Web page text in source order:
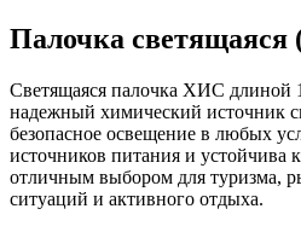
Палочка светящаяся
Светящаяся палочка ХИС длиной
надежный химический источник
безопасное освещение в любых
источников питания и устойчива к
отличным выбором для туризма,
ситуаций и активного отдыха.